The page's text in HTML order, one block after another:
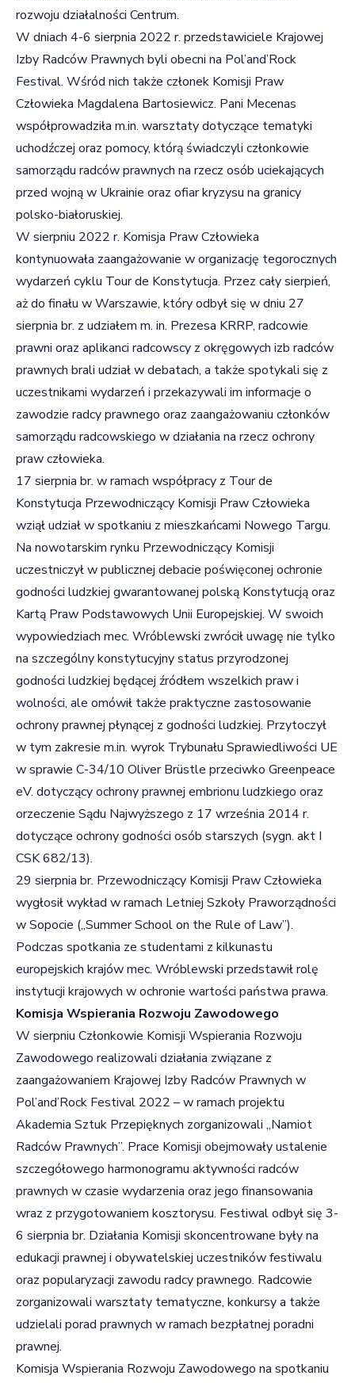
rozwoju działalności Centrum.
W dniach 4-6 sierpnia 2022 r. przedstawiciele Krajowej
Izby Radców Prawnych byli obecni na Pol’and’Rock
Festival. Wśród nich także członek Komisji Praw
Człowieka Magdalena Bartosiewicz. Pani Mecenas
współprowadziła m.in. warsztaty dotyczące tematyki
uchodźczej oraz pomocy, którą świadczyli członkowie
samorządu radców prawnych na rzecz osób uciekających
przed wojną w Ukrainie oraz ofiar kryzysu na granicy
polsko-białoruskiej.
W sierpniu 2022 r. Komisja Praw Człowieka
kontynuowała zaangażowanie w organizację tegorocznych
wydarzeń cyklu Tour de Konstytucja. Przez cały sierpień,
aż do finału w Warszawie, który odbył się w dniu 27
sierpnia br. z udziałem m. in. Prezesa KRRP, radcowie
prawni oraz aplikanci radcowscy z okręgowych izb radców
prawnych brali udział w debatach, a także spotykali się z
uczestnikami wydarzeń i przekazywali im informacje o
zawodzie radcy prawnego oraz zaangażowaniu członków
samorządu radcowskiego w działania na rzecz ochrony
praw człowieka.
17 sierpnia br. w ramach współpracy z Tour de
Konstytucja Przewodniczący Komisji Praw Człowieka
wziął udział w spotkaniu z mieszkańcami Nowego Targu.
Na nowotarskim rynku Przewodniczący Komisji
uczestniczył w publicznej debacie poświęconej ochronie
godności ludzkiej gwarantowanej polską Konstytucją oraz
Kartą Praw Podstawowych Unii Europejskiej. W swoich
wypowiedziach mec. Wróblewski zwrócił uwagę nie tylko
na szczególny konstytucyjny status przyrodzonej
godności ludzkiej będącej źródłem wszelkich praw i
wolności, ale omówił także praktyczne zastosowanie
ochrony prawnej płynącej z godności ludzkiej. Przytoczył
w tym zakresie m.in. wyrok Trybunału Sprawiedliwości UE
w sprawie C-34/10 Oliver Brüstle przeciwko Greenpeace
eV. dotyczący ochrony prawnej embrionu ludzkiego oraz
orzeczenie Sądu Najwyższego z 17 września 2014 r.
dotyczące ochrony godności osób starszych (sygn. akt I
CSK 682/13).
29 sierpnia br. Przewodniczący Komisji Praw Człowieka
wygłosił wykład w ramach Letniej Szkoły Praworządności
w Sopocie („Summer School on the Rule of Law”).
Podczas spotkania ze studentami z kilkunastu
europejskich krajów mec. Wróblewski przedstawił rolę
instytucji krajowych w ochronie wartości państwa prawa.
Komisja Wspierania Rozwoju Zawodowego
W sierpniu Członkowie Komisji Wspierania Rozwoju
Zawodowego realizowali działania związane z
zaangażowaniem Krajowej Izby Radców Prawnych w
Pol’and’Rock Festival 2022 – w ramach projektu
Akademia Sztuk Przepięknych zorganizowali „Namiot
Radców Prawnych”. Prace Komisji obejmowały ustalenie
szczegółowego harmonogramu aktywności radców
prawnych w czasie wydarzenia oraz jego finansowania
wraz z przygotowaniem kosztorysu. Festiwal odbył się 3-
6 sierpnia br. Działania Komisji skoncentrowane były na
edukacji prawnej i obywatelskiej uczestników festiwalu
oraz popularyzacji zawodu radcy prawnego. Radcowie
zorganizowali warsztaty tematyczne, konkursy a także
udzielali porad prawnych w ramach bezpłatnej poradni
prawnej.
Komisja Wspierania Rozwoju Zawodowego na spotkaniu